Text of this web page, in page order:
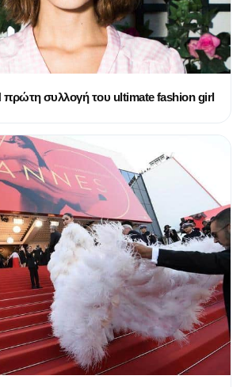
πρώτη συλλογή του ultimate fashion girl